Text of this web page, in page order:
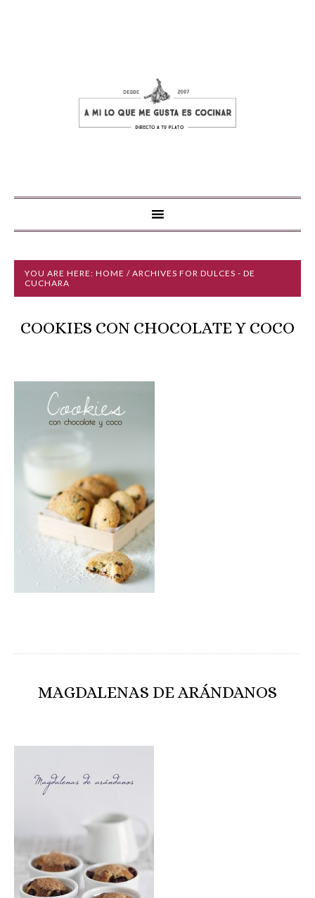
YOU ARE HERE: HOME / ARCHIVES FOR DULCES - DE
CUCHARA
COOKIES CON CHOCOLATE Y COCO
MAGDALENAS DE ARÁNDANOS